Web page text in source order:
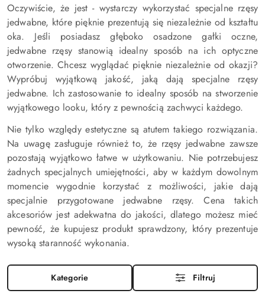
Oczywiście, że jest - wystarczy wykorzystać specjalne rzęsy
jedwabne, które pięknie prezentują się niezależnie od kształtu
oka. Jeśli posiadasz głęboko osadzone gałki oczne,
jedwabne rzęsy stanowią idealny sposób na ich optyczne
otworzenie. Chcesz wyglądać pięknie niezależnie od okazji?
Wypróbuj wyjątkową jakość, jaką dają specjalne rzęsy
jedwabne. Ich zastosowanie to idealny sposób na stworzenie
wyjątkowego looku, który z pewnością zachwyci każdego.
Nie tylko względy estetyczne są atutem takiego rozwiązania.
Na uwagę zasługuje również to, że rzęsy jedwabne zawsze
pozostają wyjątkowo łatwe w użytkowaniu. Nie potrzebujesz
żadnych specjalnych umiejętności, aby w każdym dowolnym
momencie wygodnie korzystać z możliwości, jakie dają
specjalnie przygotowane jedwabne rzęsy. Cena takich
akcesoriów jest adekwatna do jakości, dlatego możesz mieć
pewność, że kupujesz produkt sprawdzony, który prezentuje
wysoką staranność wykonania.
Kategorie Filtruj